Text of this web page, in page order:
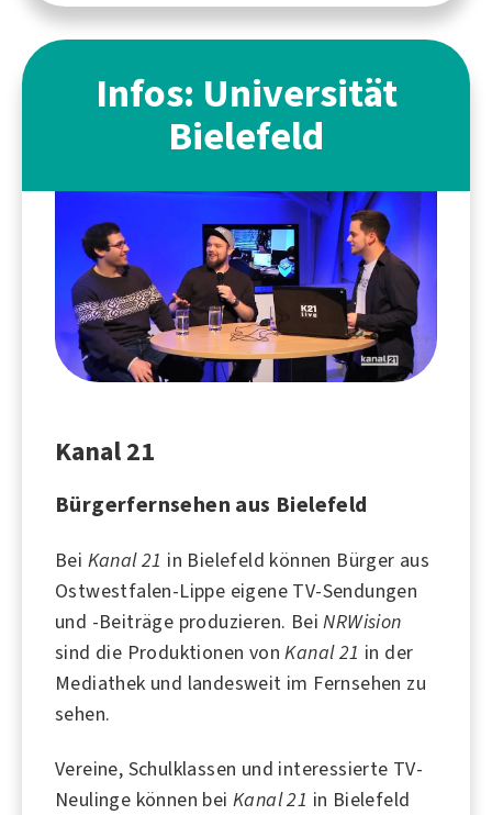
Infos: Universität
Bielefeld
Kanal 21
Bürgerfernsehen aus Bielefeld
Bei Kanal 21 in Bielefeld können Bürger aus
Ostwestfalen-Lippe eigene TV-Sendungen
und -Beiträge produzieren. BeiNRWision
sind die Produktionen vonKanal 21 in der
Mediathek und landesweit im Fernsehen zu
sehen.
Vereine, Schulklassen und interessierte TV-
Neulinge können bei Kanal 21 in Bielefeld